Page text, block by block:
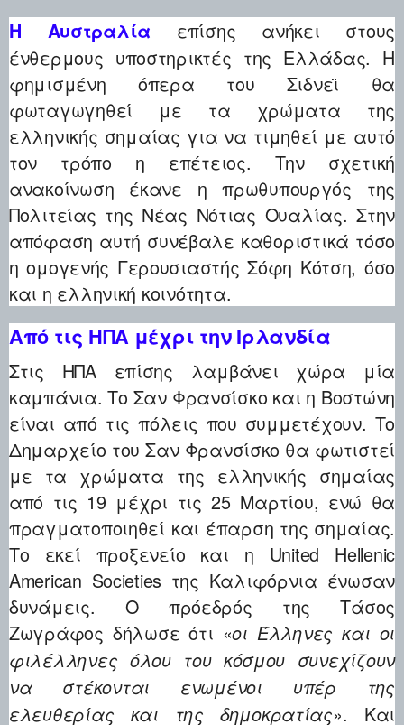
Η Αυστραλία επίσης ανήκει στους
ένθερμους υποστηρικτές της Ελλάδας. Η
φημισμένη όπερα του Σιδνεϊ θα
φωταγωγηθεί με τα χρώματα της
ελληνικής σημαίας για να τιμηθεί με αυτό
τον τρόπο η επέτειος. Την σχετική
ανακοίνωση έκανε η πρωθυπουργός της
Πολιτείας της Νέας Νότιας Ουαλίας. Στην
απόφαση αυτή συνέβαλε καθοριστικά τόσο
η ομογενής Γερουσιαστής Σόφη Κότση, όσο
και η ελληνική κοινότητα.
Από τις ΗΠΑ μέχρι την Ιρλανδία
Στις ΗΠΑ επίσης λαμβάνει χώρα μία
καμπάνια. Το Σαν Φρανσίσκο και η Βοστώνη
είναι από τις πόλεις που συμμετέχουν. Το
Δημαρχείο του Σαν Φρανσίσκο θα φωτιστεί
με τα χρώματα της ελληνικής σημαίας
από τις 19 μέχρι τις 25 Μαρτίου, ενώ θα
πραγματοποιηθεί και έπαρση της σημαίας.
Το εκεί προξενείο και η United Hellenic
American Societies της Καλιφόρνια ένωσαν
δυνάμεις. Ο πρόεδρός της Τάσος
Ζωγράφος δήλωσε ότι «οι Έλληνες και οι
φιλέλληνες όλου του κόσμου συνεχίζουν
να στέκονται ενωμένοι υπέρ της
ελευθερίας και της δημοκρατίας». Και